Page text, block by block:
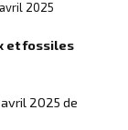
2025
et fossiles
2025 de